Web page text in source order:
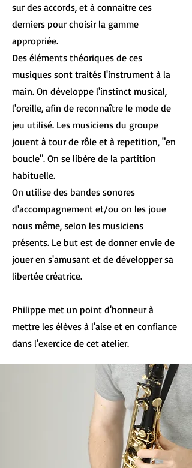
sur des accords, et à connaitre ces
derniers pour choisir la gamme
appropriée.
Des éléments théoriques de ces
musiques sont traités l'instrument à la
main. On développe l'instinct musical,
l'oreille, afin de reconnaître le mode de
jeu utilisé. Les musiciens du groupe
jouent à tour de rôle et à repetition, "en
boucle". On se libère de la partition
habituelle.
On utilise des bandes sonores
d'accompagnement et/ou on les joue
nous même, selon les musiciens
présents. Le but est de donner envie de
jouer en s'amusant et de développer sa
libertée créatrice.
Philippe met un point d'honneur à
mettre les élèves à l'aise et en confiance
dans l'exercice de cet atelier.